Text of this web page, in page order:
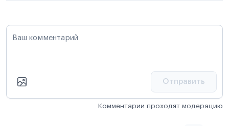
Ваш комментарий
Отправить
Комментарии проходят модерацию